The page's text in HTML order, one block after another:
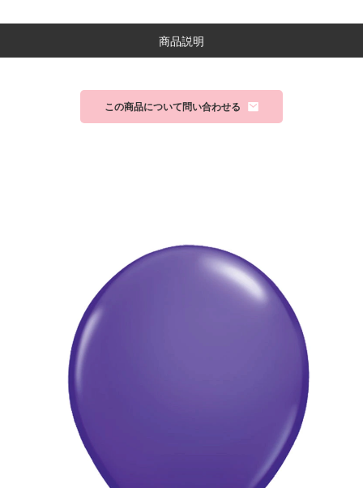
商品説明
この商品について問い合わせる